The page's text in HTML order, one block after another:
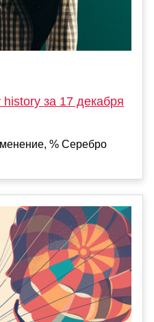
за 17 декабря
% Серебро